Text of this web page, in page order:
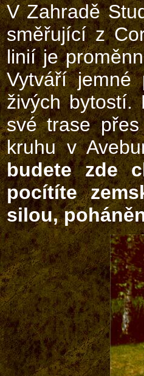
V Zahradě
směřující z
linií je
Vytváří jemné
živých bytostí.
své trase
kruhu v
budete zde
pocítíte
silou,